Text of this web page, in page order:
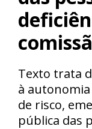
Texto trata
à
de risco,
pública das